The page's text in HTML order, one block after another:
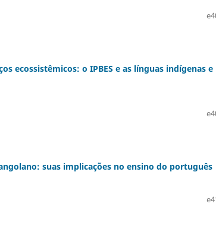
ecossistêmicos: o IPBES e as línguas indígenas e
suas implicações no ensino do português